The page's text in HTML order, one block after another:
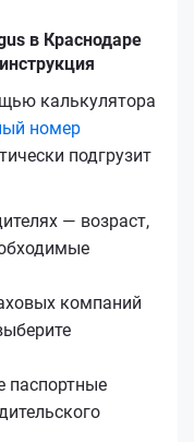
в Краснодаре
калькулятора
номер
подгрузит
— возраст,
компаний
паспортные